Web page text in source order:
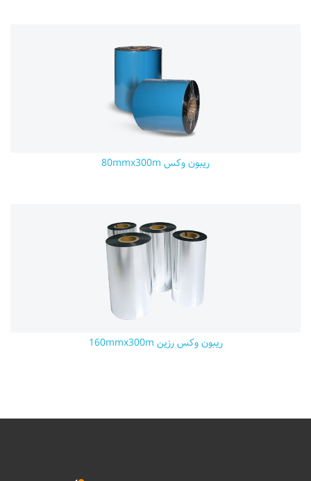
ریبون وکس 80mmx300m
ریبون وکس رزین 160mmx300m